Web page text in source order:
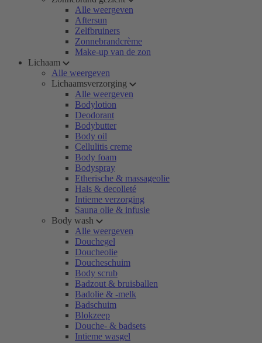
Alle weergeven
Aftersun
Zelfbruiners
Zonnebrandcrème
Make-up van de zon
Lichaam
Alle weergeven
Lichaamsverzorging
Alle weergeven
Bodylotion
Deodorant
Bodybutter
Body oil
Cellulitis creme
Body foam
Bodyspray
Etherische & massageolie
Hals & decolleté
Intieme verzorging
Sauna olie & infusie
Body wash
Alle weergeven
Douchegel
Doucheolie
Doucheschuim
Body scrub
Badzout & bruisballen
Badolie & -melk
Badschuim
Blokzeep
Douche- & badsets
Intieme wasgel